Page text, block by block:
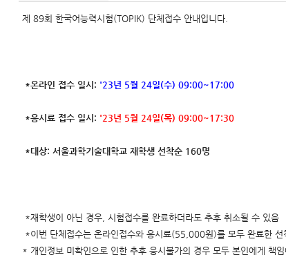
제 89회 한국어능력시험(TOPIK) 단체접수 안내입니다.
*온라인 접수 일시: '23년 5월 24일(수) 09:00~17:00
*응시료 접수 일시: '23년 5월 24일(목) 09:00~17:30
*대상: 서울과학기술대학교 재학생 선착순 160명
*재학생이 아닌 경우, 시험접수를 완료하더라도 추후 취소될 수 있음
*이번 단체접수는 온라인접수와 응시료(55,000원)를 모두 완료한 선
* 개인정보 미확인으로 인한 추후 응시불가의 경우 모두 본인에게 책